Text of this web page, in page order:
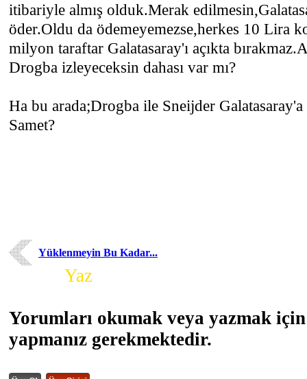
itibariyle almış olduk.Merak
öder.Oldu da ödemeyemezse,herkes 10 Lira
milyon taraftar Galatasaray'ı açıkta
Drogba izleyeceksin dahası var mı?
Ha bu arada;Drogba ile Sneijder
Samet?
Yüklenmeyin Bu Kadar...
Yaz
Yorumları okumak veya yazmak
yapmanız gerekmektedir.